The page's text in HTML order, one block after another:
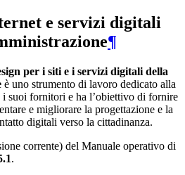
e servizi digitali
¶
per i siti e i servizi digitali della
è uno strumento di lavoro dedicato alla
suoi fornitori e ha l’obiettivo di fornire
e migliorare la progettazione e la
digitali verso la cittadinanza.
corrente) del Manuale operativo di
.